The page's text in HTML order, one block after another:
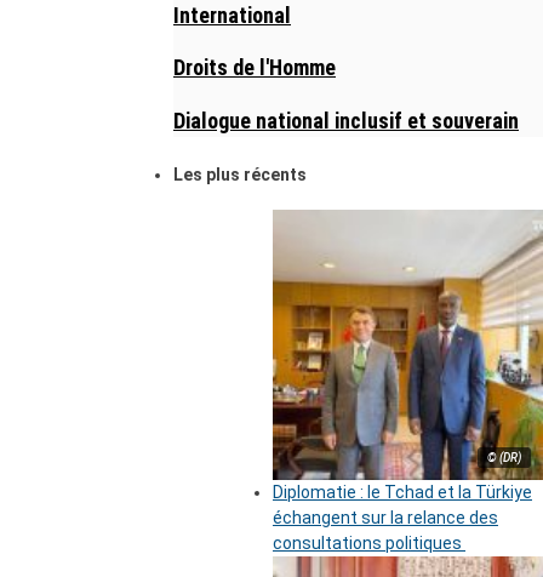
International
Droits de l'Homme
Dialogue national inclusif et souverain
Les plus récents
© (DR)
Diplomatie : le Tchad et la Türkiye
échangent sur la relance des
consultations politiques